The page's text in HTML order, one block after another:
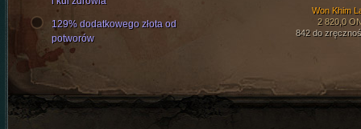
Won Khim
2 820,0
842 do
129% dodatkowego złota od
potworów